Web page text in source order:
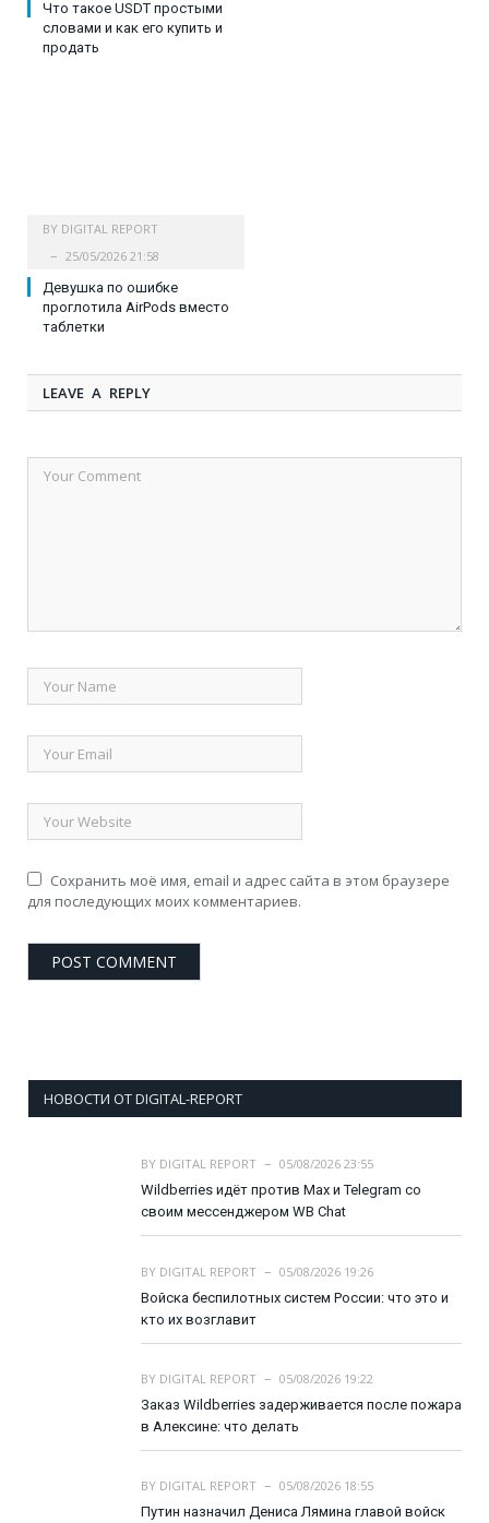
Что такое USDT простыми
словами и как его купить и
продать
BY DIGITAL REPORT
25/05/2026 21:58
Девушка по ошибке
проглотила AirPods вместо
таблетки
LEAVE A REPLY
Сохранить моё имя, email и адрес сайта в этом браузере
для последующих моих комментариев.
НОВОСТИ ОТ DIGITAL-REPORT
BY DIGITAL REPORT
05/08/2026 23:55
Wildberries идёт против Max и Telegram со
своим мессенджером WB Chat
BY DIGITAL REPORT
05/08/2026 19:26
Войска беспилотных систем России: что это и
кто их возглавит
BY DIGITAL REPORT
05/08/2026 19:22
Заказ Wildberries задерживается после пожара
в Алексине: что делать
BY DIGITAL REPORT
05/08/2026 18:55
Путин назначил Дениса Лямина главой войск